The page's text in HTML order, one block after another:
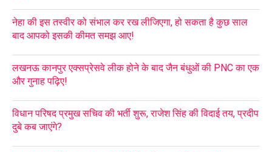
नेहा की इस तस्वीर को संभाल कर रख लीजिएगा, हो सकता है कुछ साल
बाद आपको इसकी कीमत समझ आए!
लखनऊ कानपुर एक्सप्रेसवे लीक होने के बाद जैन बंधुओं की PNC का एक
और गुनाह पढ़िए!
विधान परिषद प्रमुख सचिव की भर्ती शुरू, राजेश सिंह की विदाई तय, प्रदीप
दुबे कब जाएंगे?